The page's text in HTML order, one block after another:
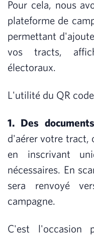
Pour cela, nous
plateforme de
permettant
vos tracts,
électoraux.
L'utilité du QR
1. Des
d'aérer votre tract,
en inscrivant
nécessaires. En
sera renvoyé
campagne.
C'est l'occasion